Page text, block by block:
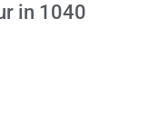
in 1040